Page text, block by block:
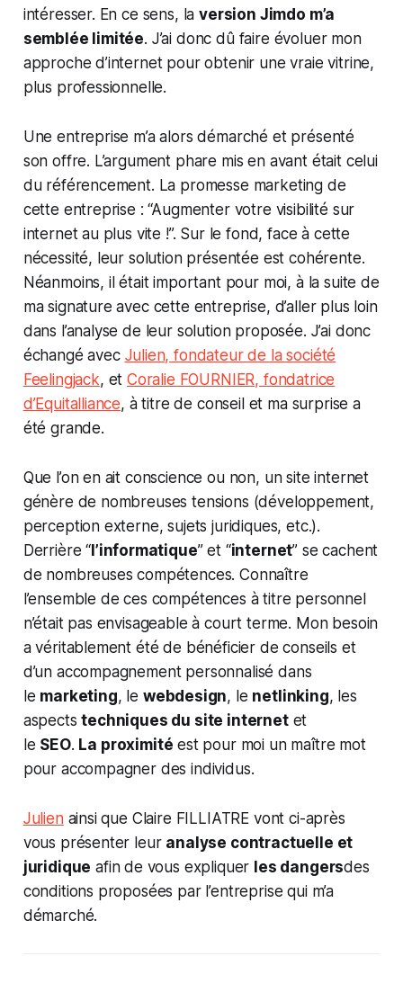
intéresser. En ce sens, laversion Jimdo m’a
semblée limitée. J’ai donc dû faire évoluer mon
approche d’internet pour obtenir une vraie vitrine,
plus professionnelle.
Une entreprise m’a alors démarché et présenté
son offre. L’argument phare mis en avant était celui
du référencement. La promesse marketing de
cette entreprise :“Augmenter votre visibilité sur
internet au plus vite !”. Sur le fond, face à cette
nécessité, leur solution présentée est cohérente.
Néanmoins, il était important pour moi, à la suite de
ma signature avec cette entreprise, d’aller plus loin
dans l’analyse de leur solution proposée. J’ai donc
échangé avec Julien, fondateur de la société
Feelingjack, et Coralie FOURNIER, fondatrice
d’Equitalliance, à titre de conseil et ma surprise a
été grande.
Que l’on en ait conscience ou non, un site internet
génère de nombreuses tensions (développement,
perception externe, sujets juridiques, etc.).
Derrière “l’informatique” et “internet” se cachent
de nombreuses compétences. Connaître
l’ensemble de ces compétences à titre personnel
n’était pas envisageable à court terme. Mon besoin
a véritablement été de bénéficier de conseils et
d’un accompagnement personnalisé dans
le marketing, le webdesign, le netlinking, les
aspectstechniques du site internetet
le SEO. La proximité est pour moi un maître mot
pour accompagner des individus.
Julienainsi que Claire FILLIATRE vont ci-après
vous présenter leur analyse contractuelle et
juridique afin de vous expliquer les dangersdes
conditions proposées par l’entreprise qui m’a
démarché.